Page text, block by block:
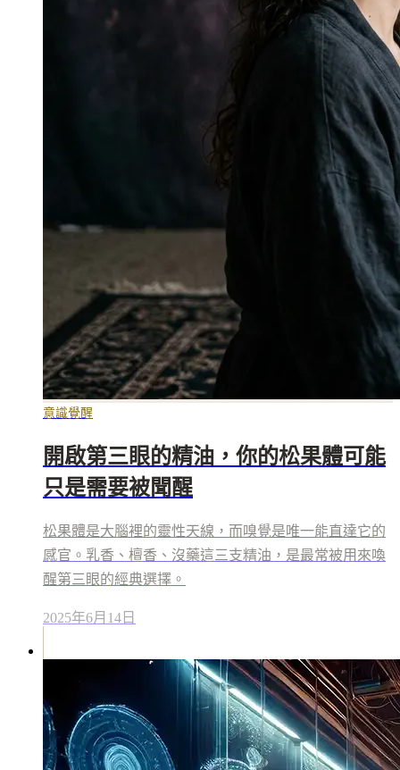
意識覺醒
開啟第三眼的精油，你的松果體可能
只是需要被聞醒
松果體是大腦裡的靈性天線，而嗅覺是唯一能直達它的
感官。乳香、檀香、沒藥這三支精油，是最常被用來喚
醒第三眼的經典選擇。
2025年6月14日